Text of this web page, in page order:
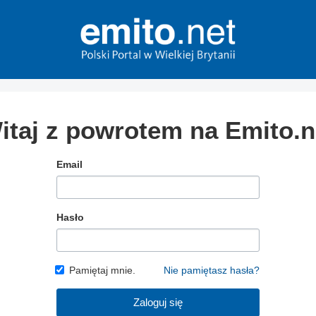
z powrotem na
Email
Hasło
Pamiętaj mnie. Nie pamiętasz hasła?
Zaloguj się